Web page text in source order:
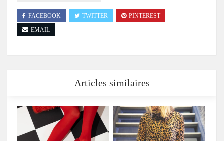
FACEBOOK TWITTER
PINTEREST
EMAIL
Articles similaires